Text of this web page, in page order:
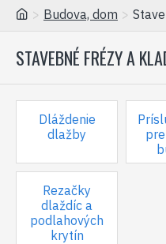
Budova, dom
STAVEBNÉ FRÉZY A
Dláždenie
dlažby
Rezačky
dlaždíc a
podlahových
krytín